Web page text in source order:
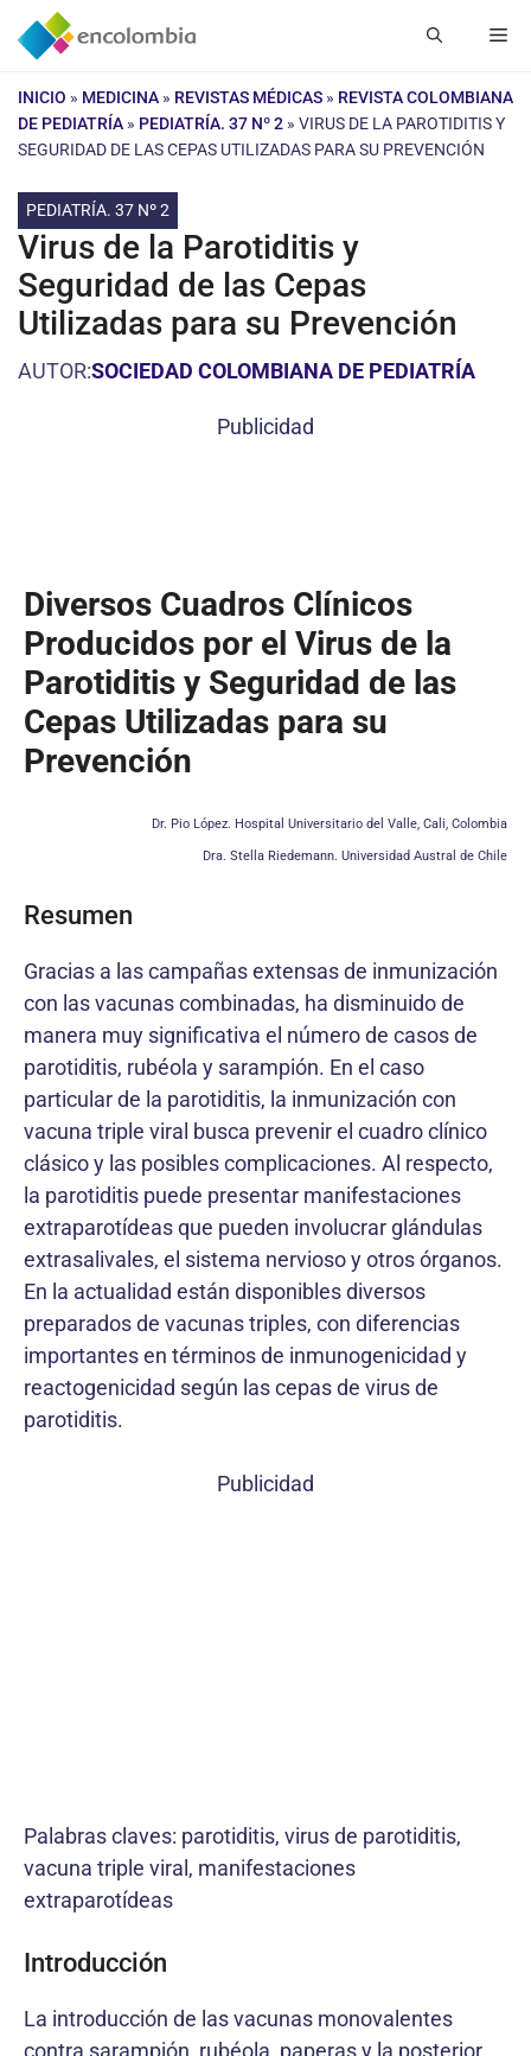
Saltar
INICIO » MEDICINA » REVISTAS MÉDICAS » REVISTA COLOMBIANA
DE PEDIATRÍA » PEDIATRÍA. 37 Nº 2 » VIRUS DE LA PAROTIDITIS Y
SEGURIDAD DE LAS CEPAS UTILIZADAS PARA SU PREVENCIÓN
PEDIATRÍA. 37 Nº 2
Virus de la Parotiditis y
Seguridad de las Cepas
Utilizadas para su Prevención
AUTOR:SOCIEDAD COLOMBIANA DE PEDIATRÍA
Publicidad
Diversos Cuadros Clínicos
Producidos por el Virus de la
Parotiditis y Seguridad de las
Cepas Utilizadas para su
Prevención
Dr. Pio López. Hospital Universitario del Valle, Cali, Colombia
Dra. Stella Riedemann. Universidad Austral de Chile
Resumen
Gracias a las campañas extensas de inmunización
con las vacunas combinadas, ha disminuido de
manera muy significativa el número de casos de
parotiditis, rubéola y sarampión. En el caso
particular de la parotiditis, la inmunización con
vacuna triple viral busca prevenir el cuadro clínico
clásico y las posibles complicaciones. Al respecto,
la parotiditis puede presentar manifestaciones
extraparotídeas que pueden involucrar glándulas
extrasalivales, el sistema nervioso y otros órganos.
En la actualidad están disponibles diversos
preparados de vacunas triples, con diferencias
importantes en términos de inmunogenicidad y
reactogenicidad según las cepas de virus de
parotiditis.
Publicidad
Palabras claves: parotiditis, virus de parotiditis,
vacuna triple viral, manifestaciones
extraparotídeas
Introducción
La introducción de las vacunas monovalentes
contra sarampión, rubéola, paperas y la posterior